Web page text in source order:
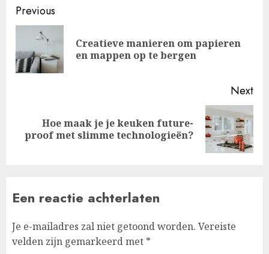
Post
navigation
Previous
Creatieve manieren om papieren
en mappen op te bergen
Next
post:
Hoe maak je je keuken future-
proof met slimme technologieën?
Een reactie achterlaten
Je e-mailadres zal niet getoond worden. Vereiste
velden zijn gemarkeerd met *